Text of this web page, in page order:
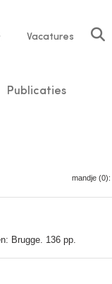
Vacatures
Publicaties
mandje (0):
Brugge. 136 pp.